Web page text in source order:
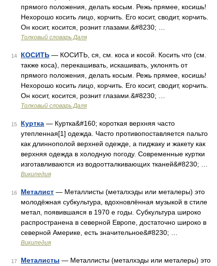
прямого положения, делать косым. Режь прямее, косишь!
Нехорошо косить лицо, корчить. Его косит, сводит, корчить.
Он косит, косится, рознит глазами.&#8230; …
Толковый словарь Даля
14 КОСИТЬ — КОСИТЬ, ся, см. коса и косой. Косить что (см.
также коса), перекашивать, искашивать, уклонять от
прямого положения, делать косым. Режь прямее, косишь!
Нехорошо косить лицо, корчить. Его косит, сводит, корчить.
Он косит, косится, рознит глазами.&#8230; …
Толковый словарь Даля
15 Куртка — Куртка&#160; короткая верхняя часто
утепленная[1] одежда. Часто противопоставляется пальто
как длиннополой верхней одежде, а пиджаку и жакету как
верхняя одежда в холодную погоду. Современные куртки
изготавливаются из водоотталкивающих тканей&#8230; …
Википедия
16 Металист — Металлисты (металхэды или металеры) это
молодёжная субкультура, вдохновлённая музыкой в стиле
метал, появившаяся в 1970 е годы. Субкультура широко
распространена в северной Европе, достаточно широко в
северной Америке, есть значительное&#8230; …
Википедия
17 Металисты — Металлисты (металхэды или металеры) это